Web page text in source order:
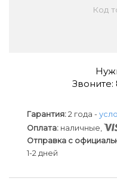
Код
Звоните:
Гарантия: 2 года -
Оплата: наличные,
Отправка с
1-2 дней